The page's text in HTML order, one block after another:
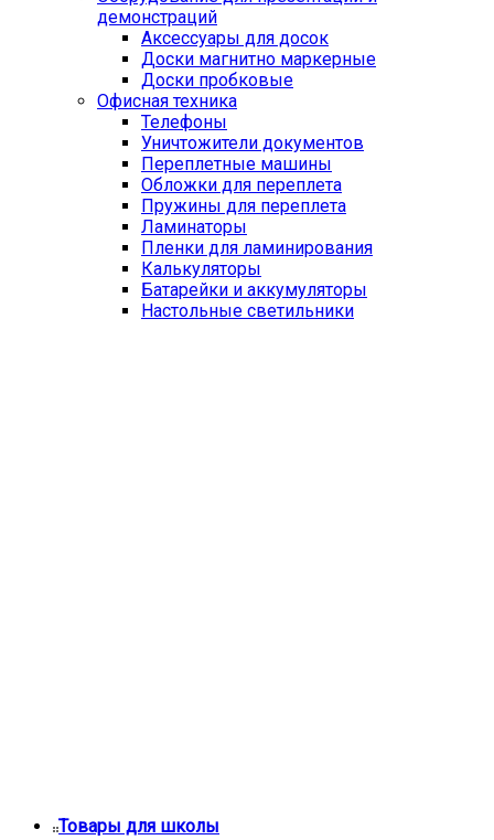
демонстраций
Аксессуары для досок
Доски магнитно маркерные
Доски пробковые
Офисная техника
Телефоны
Уничтожители документов
Переплетные машины
Обложки для переплета
Пружины для переплета
Ламинаторы
Пленки для ламинирования
Калькуляторы
Батарейки и аккумуляторы
Настольные светильники
Товары для школы